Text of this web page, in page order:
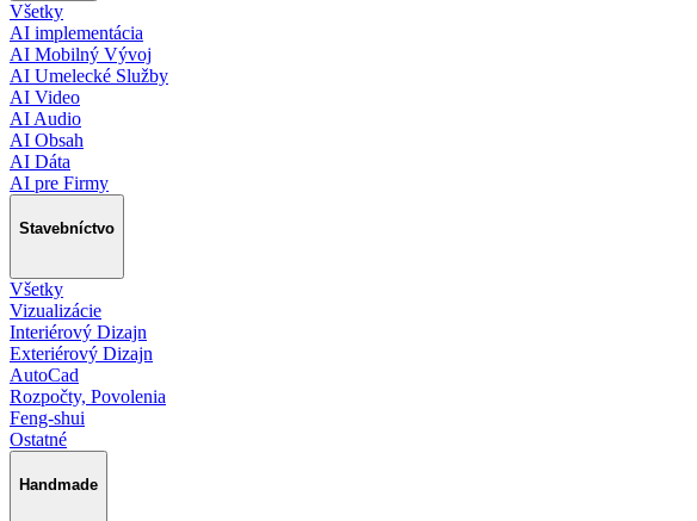
Všetky
AI implementácia
AI Mobilný Vývoj
AI Umelecké Služby
AI Video
AI Audio
AI Obsah
AI Dáta
AI pre Firmy
Stavebníctvo
Všetky
Vizualizácie
Interiérový Dizajn
Exteriérový Dizajn
AutoCad
Rozpočty, Povolenia
Feng-shui
Ostatné
Handmade